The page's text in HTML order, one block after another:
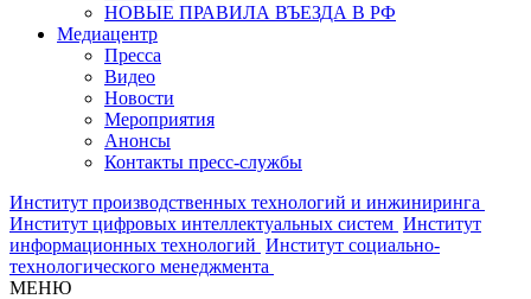
НОВЫЕ ПРАВИЛА ВЪЕЗДА В РФ
Медиацентр
Пресса
Видео
Новости
Мероприятия
Анонсы
Контакты пресс-службы
Институт производственных технологий и инжиниринга
Институт цифровых интеллектуальных систем Институт
информационных технологий Институт социально-
технологического менеджмента
МЕНЮ